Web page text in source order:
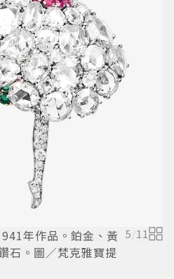
年作品。鉑金、黃
石。圖／梵克雅寶提
5/11